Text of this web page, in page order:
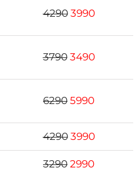
42903990
37903490
6290 5990
42903990
3290 2990